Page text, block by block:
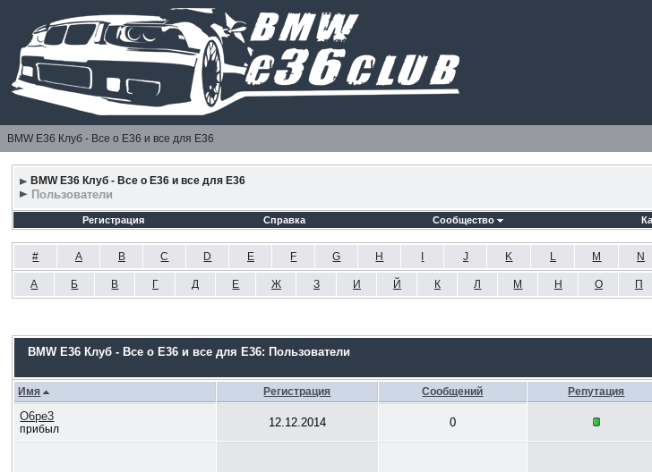
BMW E36 Клуб - Все о Е36 и все для Е36
BMW E36 Клуб - Все о Е36 и все для Е36
Пользователи
Регистрация Справка Сообщество
# A B C D E F G H J K L M N
А Б В Г Д Е Ж З И Й К Л М Н О П
BMW E36 Клуб - Все о Е36 и все для Е36: Пользователи
Имя Регистрация Сообщений Репутация
O6pe3
прибыл 12.12.2014 0